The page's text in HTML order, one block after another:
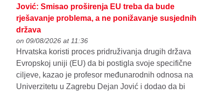
Jović: Smisao proširenja EU treba da bude
rješavanje problema, a ne ponižavanje susjednih
država
on 09/08/2026 at 11:36
Hrvatska koristi proces pridruživanja drugih država
Evropskoj uniji (EU) da bi postigla svoje specifične
ciljeve, kazao je profesor međunarodnih odnosa na
Univerzitetu u Zagrebu Dejan Jović i dodao da bi